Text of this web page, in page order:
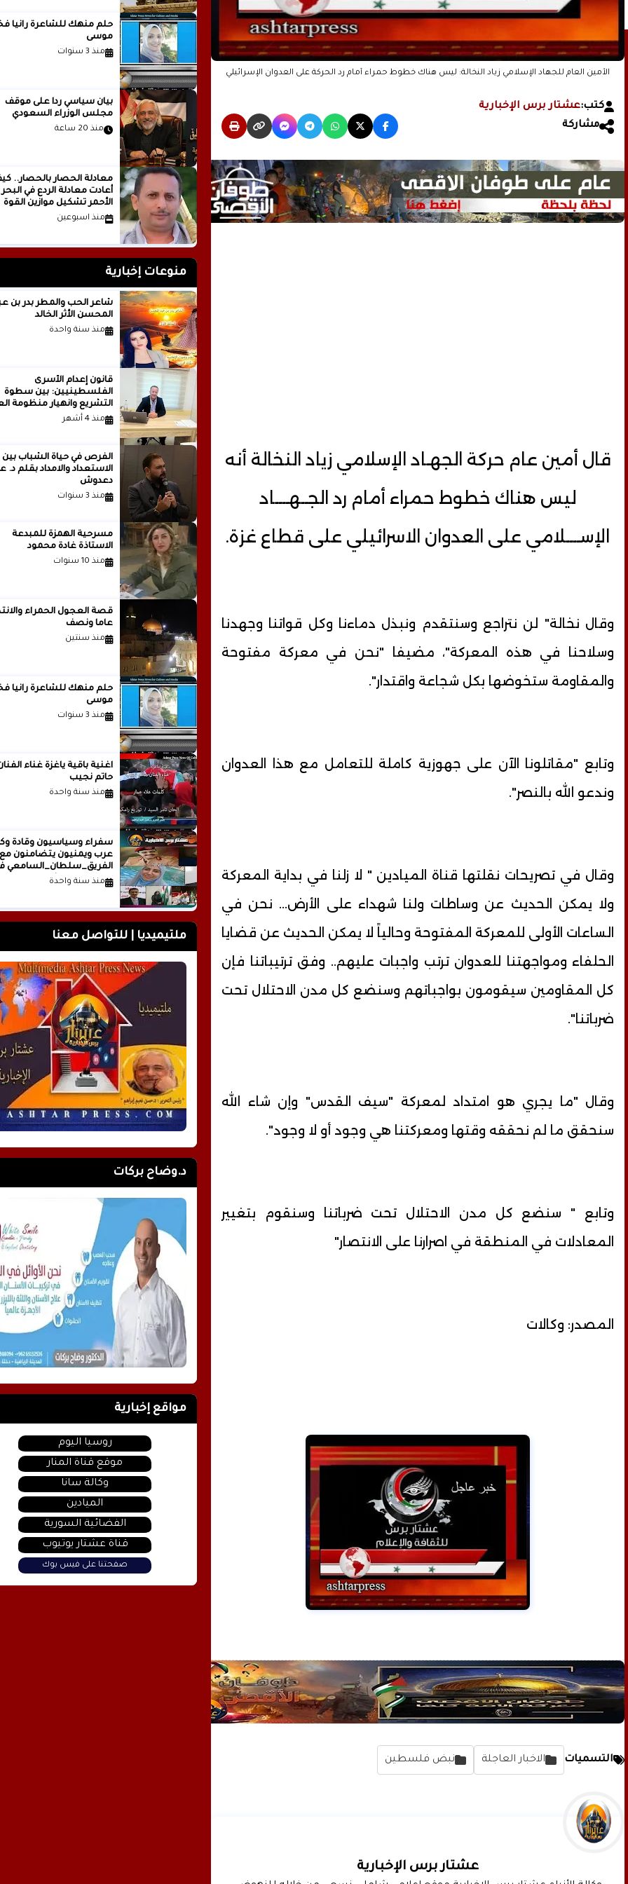
الأمين العام للجهاد الإسلامي زياد النخالة: ليس هناك خطوط حمراء أمام رد الحركة على العدوان الإسرائيلي
كتب:عشتار برس الإخبارية
مشاركة
قال أمين عام حركة الجهـاد الإسلامي زياد النخالة أنه
ليس هناك خطوط حمراء أمام رد الجــهــــاد
الإســــلامي على العدوان الاسرائيلي على قطاع غزة.
وقال نخالة" لن نتراجع وسنتقدم ونبذل دماءنا وكل قواتنا وجهدنا
وسلاحنا في هذه المعركة"، مضيفا "نحن في معركة مفتوحة
والمقاومة ستخوضها بكل شجاعة واقتدار".
وتابع "مقاتلونا الآن على جهوزية كاملة للتعامل مع هذا العدوان
وندعو الله بالنصر".
وقال في تصريحات نقلتها قناة الميادين " لا زلنا في بداية المعركة
ولا يمكن الحديث عن وساطات ولنا شهداء على الأرض... نحن في
الساعات الأولى للمعركة المفتوحة وحالياً لا يمكن الحديث عن قضايا
الحلفاء ومواجهتنا للعدوان ترتب واجبات عليهم.. وفق ترتيباتنا فإن
كل المقاومين سيقومون بواجباتهم وسنضع كل مدن الاحتلال تحت
ضرباتنا".
وقال "ما يجري هو امتداد لمعركة "سيف القدس" وإن شاء الله
سنحقق ما لم نحققه وقتها ومعركتنا هي وجود أو لا وجود".
وتابع " سنضع كل مدن الاحتلال تحت ضرباتنا وسنقوم بتغيير
المعادلات في المنطقة في اصرارنا على الانتصار"
المصدر: وكالات
التسميات الاخبار العاجلة نبض فلسطين
عشتار برس الإخبارية
حلم منهك للشاعرة
موسى
منذ 3 سنوات
بيان سياسي رداً على موقف
مجلس الوزراء السعودي
منذ 20 ساعة
معادلة الحصار بالحصار..
أعادت معادلة الردع في البحر
الأحمر تشكيل موازين القوة
الإقليمية؟الكاتب والباحث
منذ اسبوعين
منوعات إخبارية
شاعر الحب والمطر بدر
المحسن الأثر الخالد
منذ سنة واحدة
قانون إعدام الأسرى
الفلسطينيين: بين سطوة
التشريع وانهيار منظومة
الدولية...بقلم الدكتور وسيم
منذ 4 أشهر
الفرص في حياة الشباب بين
الاستعداد والامداد
دعدوش
منذ 3 سنوات
مسرحية الهمزة للمبدعة
الاستاذة غادة محمود
منذ 10 سنوات
قصة العجول الحمراء
عاما ونصف
منذ سنتين
حلم منهك للشاعرة
موسى
منذ 3 سنوات
اغنية باقية ياغزة غناء
حاتم نجيب
منذ سنة واحدة
سفراء وسياسيون وقادة
عرب ويمنيون يتضامنون مع
الفريق_سلطان_السامعي
وجه حملة التشويه.. تقرير
منذ سنة واحدة
ملتيميديا | للتواصل معنا
د.وضاح بركات
مواقع إخبارية
روسيا اليوم
موقع قناة المنار
وكالة سانا
الميادين
الفضائية السورية
قناة عشتار يوتيوب
صفحتنا على فيس بوك